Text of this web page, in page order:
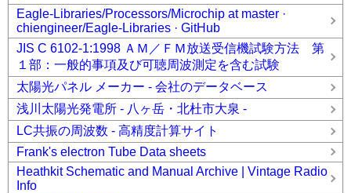
Eagle-Libraries/Processors/Microchip at master ·
chiengineer/Eagle-Libraries · GitHub
JIS C 6102-1:1998 ＡＭ／ＦＭ放送受信機試験方法 第
１部：一般的事項及び可聴周波測定を含む試験
太陽光パネル メーカー - 会社のデータベース
浅川太陽光発電所 - 八ヶ岳・北杜市大泉 -
LC共振の周波数 - 高精度計算サイト
Frank's electron Tube Data sheets
Heathkit Schematic and Manual Archive | Vintage Radio
Info